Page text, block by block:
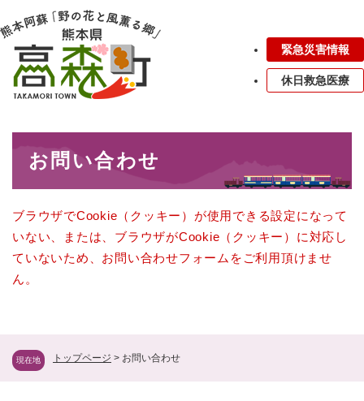
ー
ジ
メニューを飛ばして本文へ
緊急災害情報
休日救急医療
現在地 トップページ > お問い合わせ
お問い合わせ
ブラウザでCookie（クッキー）が使用できる設定になって
いない、または、ブラウザがCookie（クッキー）に対応し
ていないため、お問い合わせフォームをご利用頂けませ
ん。